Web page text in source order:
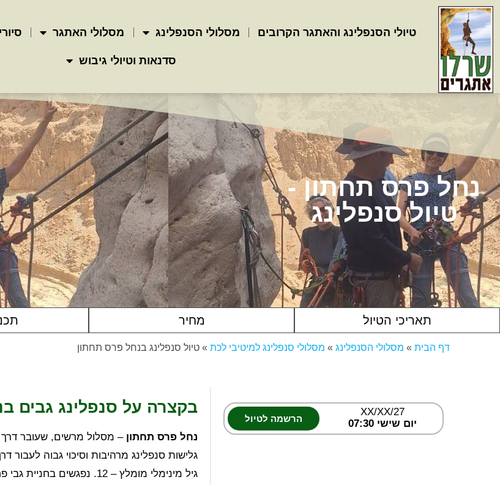
לתוכן
טיולי הסנפלינג והאתגר הקרובים מסלולי הסנפלינג מסלולי האתגר
סדנאות וטיולי גיבוש
נחל פרס תחתון -
טיול סנפלינג
תאריכי הטיול מחיר
דף הבית » מסלולי הסנפלינג » מסלולי סנפלינג למיטיבי לכת » טיול סנפלינג בנחל פרס תחתון
XX/XX/27
יום שישי 07:30
הרשמה לטיול
בקצרה על סנפלינג גבים
נחל פרס תחתון
גלישות סנפלינג מרהיבות וסיכוי גבוה לעבור
גיל מינימלי מומלץ – 12. נפגשים בחניית גבי פרס, אזור צומת הערבה.